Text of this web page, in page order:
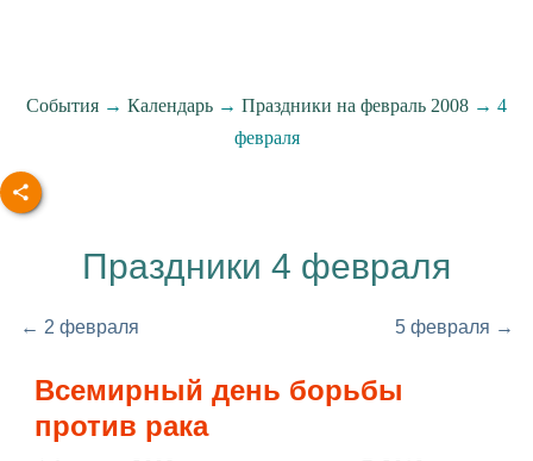
События → Календарь → Праздники на февраль 2008 → 4
февраля
Праздники 4 февраля
← 2 февраля 5 февраля →
Всемирный день борьбы
против рака